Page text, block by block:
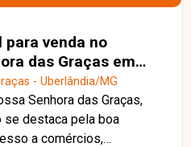
para venda no
das Graças em
- Uberlândia/MG
Senhora das Graças,
se destaca pela boa
a comércios,